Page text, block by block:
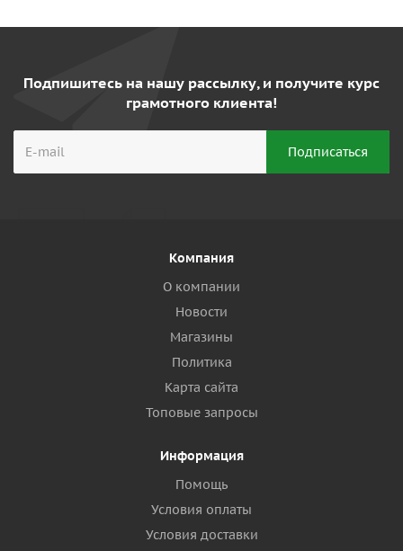
Подпишитесь на нашу рассылку, и получите курс
грамотного клиента!
Компания
О компании
Новости
Магазины
Политика
Карта сайта
Топовые запросы
Информация
Помощь
Условия оплаты
Условия доставки